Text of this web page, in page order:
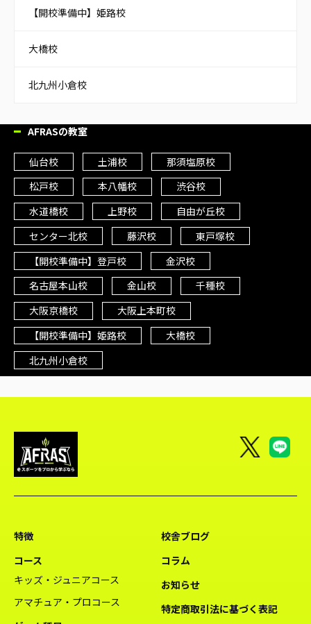
【開校準備中】姫路校
大橋校
北九州小倉校
AFRASの教室
仙台校 土浦校
那須塩原校
松戸校
本八幡校
渋谷校
水道橋校
上野校
自由が丘校
センター北校
藤沢校
東戸塚校
【開校準備中】登戸校
金沢校
名古屋本山校
金山校
千種校
大阪京橋校
大阪上本町校
【開校準備中】姫路校
大橋校
北九州小倉校
特徴
コース
キッズ・ジュニアコース
アマチュア・プロコース
校舎ブログ
コラム
お知らせ
特定商取引法に基づく表記